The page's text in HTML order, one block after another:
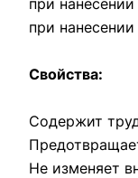
при
при
Свойства:
Содержит
Не изменяет